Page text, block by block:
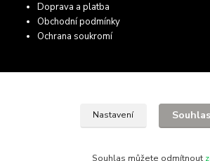
Doprava a platba
Obchodní podmínky
Ochrana soukromí
Olomouc, 772 00
Nastavení
Souhlas můžete odmítnout